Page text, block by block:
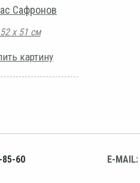
Сафронов
52 х 51 см
картину
85-60 E-MAIL: